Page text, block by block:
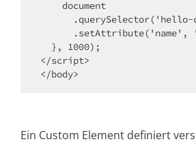
</script>
</body>
Ein Custom Element definiert